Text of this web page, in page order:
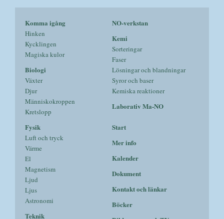
Komma igång
Hinken
Kycklingen
Magiska kulor
Biologi
Växter
Djur
Människokroppen
Kretslopp
NO-verkstan
Kemi
Sorteringar
Faser
Lösningar och blandningar
Syror och baser
Kemiska reaktioner
Laborativ Ma-NO
Fysik
Luft och tryck
Värme
El
Magnetism
Ljud
Ljus
Astronomi
Teknik
Start
Mer info
Kalender
Dokument
Kontakt och länkar
Böcker